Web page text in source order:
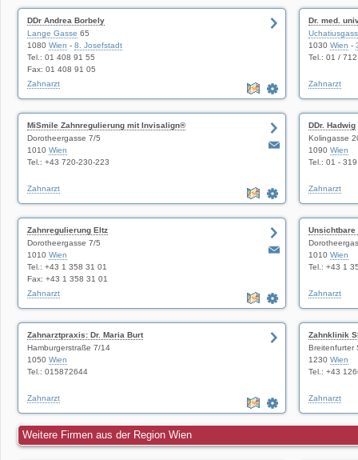
DDr Andrea Borbely
Lange Gasse 65
1080 Wien - 8. Josefstadt
Tel.: 01 408 91 55
Fax: 01 408 91 05
Zahnarzt
Dr. med.
1030 Wien -
Tel.: 01 /
Zahnarzt
MiSmile Zahnregulierung mit Invisalign®
Dorotheergasse 7/5
1010 Wien
Tel.: +43 720-230-223
Zahnarzt
DDr. Hadwig
Kolingasse
1090 Wien
Tel.: 01 -
Zahnarzt
Zahnregulierung Eltz
Dorotheergasse 7/5
1010 Wien
Tel.: +43 1 358 31 01
Fax: +43 1 358 31 01
Zahnarzt
Unsichtbare
1010 Wien
Tel.: +43 1
Zahnarzt
Zahnarztpraxis: Dr. Maria Burt
Hamburgerstraße 7/14
1050 Wien
Tel.: 015872644
Zahnarzt
Zahnklinik
Breitenfurter
1230 Wien
Tel.: +43
Zahnarzt
Weitere Firmen aus der Region Wien